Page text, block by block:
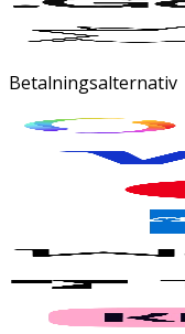
Betalningsalternativ